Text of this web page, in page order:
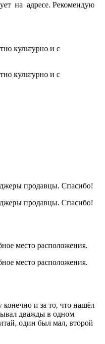
на адресе. Рекомендую
культурно и с
культурно и с
продавцы. Спасибо!
продавцы. Спасибо!
место расположения.
место расположения.
конечно и за то, что нашёл
дважды в одном
один был мал, второй